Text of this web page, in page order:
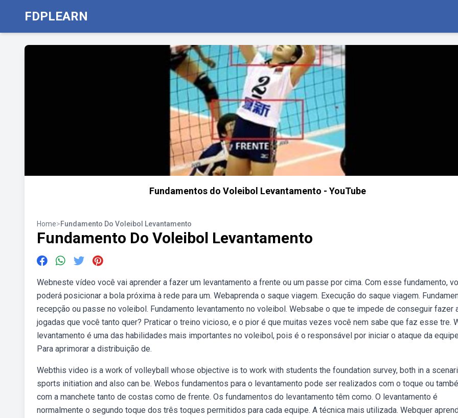
FDPLEARN
Fundamentos do Voleibol Levantamento - YouTube
Home>Fundamento Do Voleibol Levantamento
Fundamento Do Voleibol Levantamento
Webneste vídeo você vai aprender a fazer um levantamento a frente ou um passe por cima. Com esse fundamento,
poderá posicionar a bola próxima à rede para um. Webaprenda o saque viagem. Execução do saque viagem.
recepção ou passe no voleibol. Fundamento levantamento no voleibol. Websabe o que te impede de conseguir fazer
jogadas que você tanto quer? Praticar o treino vicioso, e o pior é que muitas vezes você nem sabe que faz esse tre.
levantamento é uma das habilidades mais importantes no voleibol, pois é o responsável por iniciar o ataque da
Para aprimorar a distribuição de.
Webthis video is a work of volleyball whose objective is to work with students the foundation survey, both in a
sports initiation and also can be. Webos fundamentos para o levantamento pode ser realizados com o toque ou
com a manchete tanto de costas como de frente. Os fundamentos do levantamento têm como. O levantamento é
normalmente o segundo toque dos três toques permitidos para cada equipe. A técnica mais utilizada. Webquer